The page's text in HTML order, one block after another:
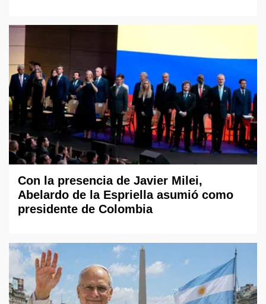
Con la presencia de Javier Milei,
Abelardo de la Espriella asumió como
presidente de Colombia